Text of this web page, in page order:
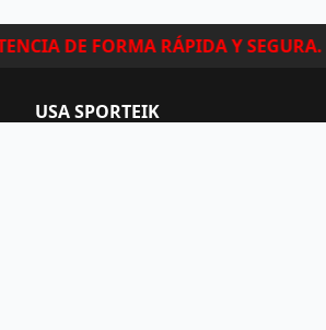
DE FORMA RÁPIDA Y SEGURA.
USA SPORTEIK